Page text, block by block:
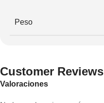
Peso
Customer Reviews
Valoraciones